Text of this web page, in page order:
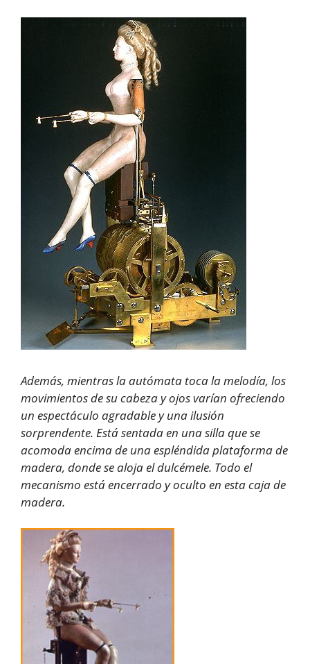
Además, mientras la autómata toca la melodía, los
movimientos de su cabeza y ojos varían ofreciendo
un espectáculo agradable y una ilusión
sorprendente. Está sentada en una silla que se
acomoda encima de una espléndida plataforma de
madera, donde se aloja el dulcémele. Todo el
mecanismo está encerrado y oculto en esta caja de
madera.